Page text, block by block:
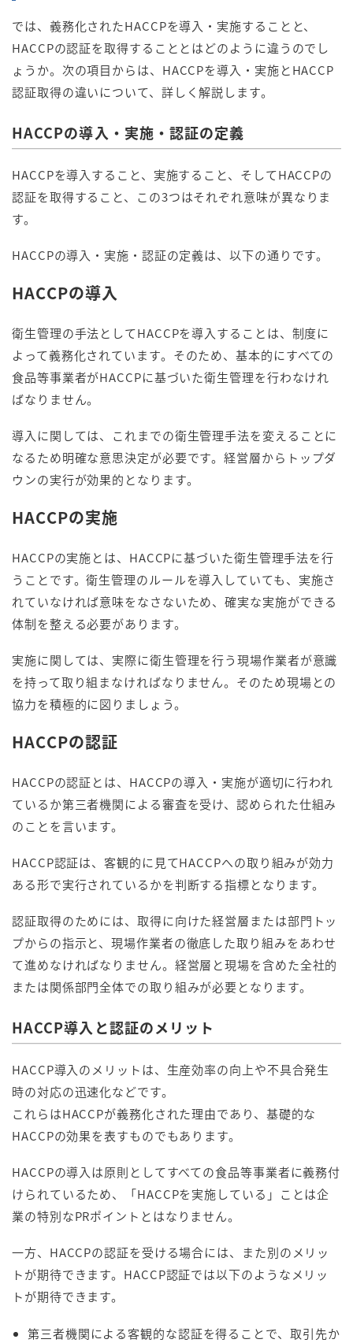
では、義務化されたHACCPを導入・実施することと、
HACCPの認証を取得することとはどのように違うのでし
ょうか。次の項目からは、HACCPを導入・実施とHACCP
認証取得の違いについて、詳しく解説します。
HACCPの導入・実施・認証の定義
HACCPを導入すること、実施すること、そしてHACCPの
認証を取得すること、この3つはそれぞれ意味が異なりま
す。
HACCPの導入・実施・認証の定義は、以下の通りです。
HACCPの導入
衛生管理の手法としてHACCPを導入することは、制度に
よって義務化されています。そのため、基本的にすべての
食品等事業者がHACCPに基づいた衛生管理を行わなけれ
ばなりません。
導入に関しては、これまでの衛生管理手法を変えることに
なるため明確な意思決定が必要です。経営層からトップダ
ウンの実行が効果的となります。
HACCPの実施
HACCPの実施とは、HACCPに基づいた衛生管理手法を行
うことです。衛生管理のルールを導入していても、実施さ
れていなければ意味をなさないため、確実な実施ができる
体制を整える必要があります。
実施に関しては、実際に衛生管理を行う現場作業者が意識
を持って取り組まなければなりません。そのため現場との
協力を積極的に図りましょう。
HACCPの認証
HACCPの認証とは、HACCPの導入・実施が適切に行われ
ているか第三者機関による審査を受け、認められた仕組み
のことを言います。
HACCP認証は、客観的に見てHACCPへの取り組みが効力
ある形で実行されているかを判断する指標となります。
認証取得のためには、取得に向けた経営層または部門トッ
プからの指示と、現場作業者の徹底した取り組みをあわせ
て進めなければなりません。経営層と現場を含めた全社的
または関係部門全体での取り組みが必要となります。
HACCP導入と認証のメリット
HACCP導入のメリットは、生産効率の向上や不具合発生
時の対応の迅速化などです。
これらはHACCPが義務化された理由であり、基礎的な
HACCPの効果を表すものでもあります。
HACCPの導入は原則としてすべての食品等事業者に義務付
けられているため、「HACCPを実施している」ことは企
業の特別なPRポイントとはなりません。
一方、HACCPの認証を受ける場合には、また別のメリッ
トが期待できます。HACCP認証では以下のようなメリッ
トが期待できます。
第三者機関による客観的な認証を得ることで、取引先か